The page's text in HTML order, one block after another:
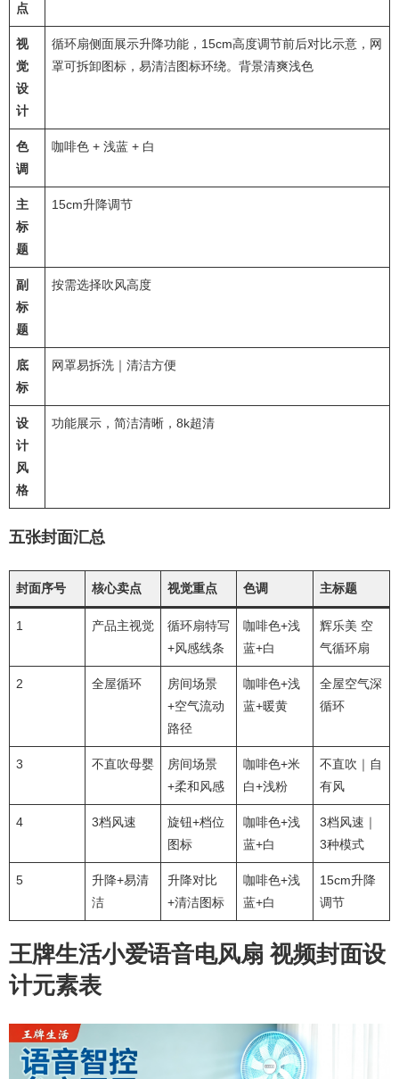
点
视
觉
设
计
循环扇侧面展示升降功能，15cm高度调节前后对比示意，网
罩可拆卸图标，易清洁图标环绕。背景清爽浅色
色
调
咖啡色 + 浅蓝 + 白
主
标
题
15cm升降调节
副
标
题
按需选择吹风高度
底
标
网罩易拆洗｜清洁方便
设
计
风
格
功能展示，简洁清晰，8k超清
五张封面汇总
封面序号 核心卖点 视觉重点 色调 主标题
1 产品主视觉
循环扇特写
+风感线条
咖啡色+浅
蓝+白
辉乐美 空
气循环扇
2 全屋循环
房间场景
+空气流动
路径
咖啡色+浅
蓝+暖黄
全屋空气深
循环
3 不直吹母婴
房间场景
+柔和风感
咖啡色+米
白+浅粉
不直吹｜自
有风
4 3档风速
旋钮+档位
图标
咖啡色+浅
蓝+白
3档风速｜
3种模式
5
升降+易清
洁
升降对比
+清洁图标
咖啡色+浅
蓝+白
15cm升降
调节
王牌生活小爱语音电风扇 视频封面设
计元素表